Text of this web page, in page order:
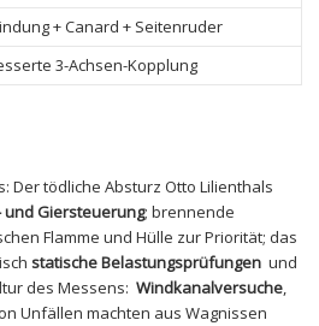
+ Canard + Seitenruder
3-Achsen-Kopplung
⁣Der tödliche Absturz Otto⁤ Lilienthals
und Giersteuerung; brennende⁤
Flamme‌ und‌ Hülle ​zur​ Priorität; das
statische Belastungsprüfungen ‍ und
des Messens: Windkanalversuche,
Unfällen ⁢machten aus Wagnissen